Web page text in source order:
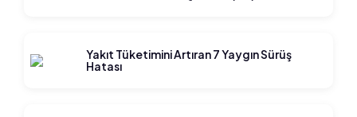
Yakıt Tüketimini Artıran 7 Yaygın Sürüş
Hatası